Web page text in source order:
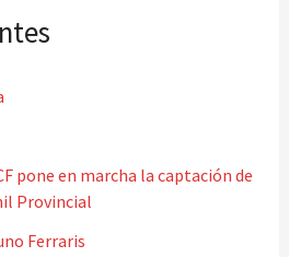
pone en marcha la captación de
Provincial
Ferraris